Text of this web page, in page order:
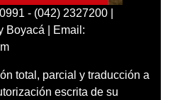
- (042) 2327200 |
Boyacá | Email:
total, parcial y traducción a
escrita de su